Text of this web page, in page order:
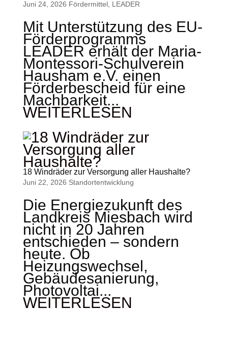
Juni 24, 2026 Fördermittel, LEADER
Mit Unterstützung des EU-
Förderprogramms
LEADER erhält der Maria-
Montessori-Schulverein
Hausham e.V. einen
Förderbescheid für eine
Machbarkeit...
WEITERLESEN
18 Windräder zur Versorgung aller Haushalte?
Juni 22, 2026 Standort­entwicklung
Die Energiezukunft des
Landkreis Miesbach wird
nicht in 20 Jahren
entschieden – sondern
heute. Ob
Heizungswechsel,
Gebäudesanierung,
Photovoltai...
WEITERLESEN